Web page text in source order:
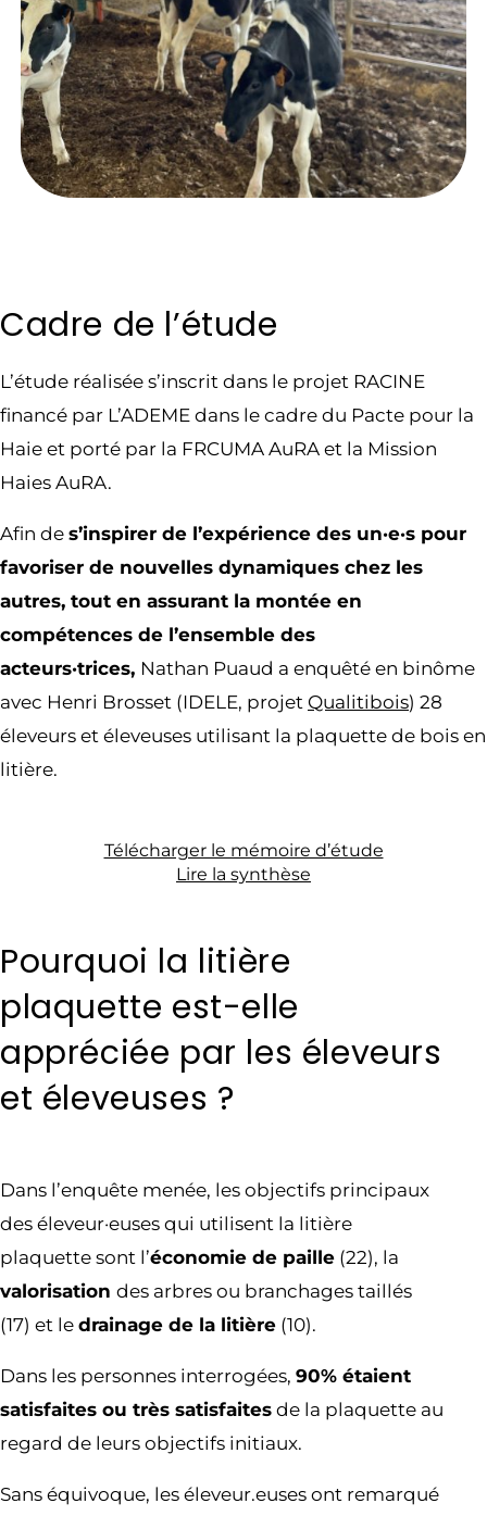
Cadre de l’étude
L’étude réalisée s’inscrit dans le projet RACINE
financé par L’ADEME dans le cadre du Pacte pour la
Haie et porté par la FRCUMA AuRA et la Mission
Haies AuRA.
Afin de s’inspirer de l’expérience des un·e·s pour
favoriser de nouvelles dynamiques chez les
autres, tout en assurant la montée en
compétences de l’ensemble des
acteurs·trices, Nathan Puaud a enquêté en binôme
avec Henri Brosset (IDELE, projet Qualitibois) 28
éleveurs et éleveuses utilisant la plaquette de bois en
litière.
Télécharger le mémoire d’étude
Lire la synthèse
Pourquoi la litière
plaquette est-elle
appréciée par les éleveurs
et éleveuses ?
Dans l’enquête menée, les objectifs principaux
des éleveur·euses qui utilisent la litière
plaquette sont l’économie de paille (22), la
valorisation des arbres ou branchages taillés
(17) et le drainage de la litière (10).
Dans les personnes interrogées, 90% étaient
satisfaites ou très satisfaites de la plaquette au
regard de leurs objectifs initiaux.
Sans équivoque, les éleveur.euses ont remarqué